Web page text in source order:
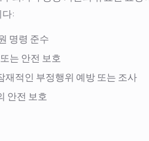
:
명령 준수
는 안전 보호
재적인 부정행위 예방 또는 조사
안전 보호